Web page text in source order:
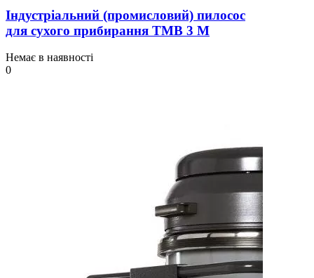
Індустріальний (промисловий) пилосос
для сухого прибирання TMB 3 M
Немає в наявності
0